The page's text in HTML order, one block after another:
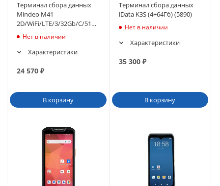
Терминал сбора данных
Mindeo M41
2D/WiFi/LTE/3/32Gb/C/5100mAh/USB/EU
(M41TE332D0130C0
Нет в наличии
Характеристики
24 570 ₽
В корзину
Терминал сбора данных
iData K3S (4+64Гб) (5890)
Нет в наличии
Характеристики
35 300₽
В корзину